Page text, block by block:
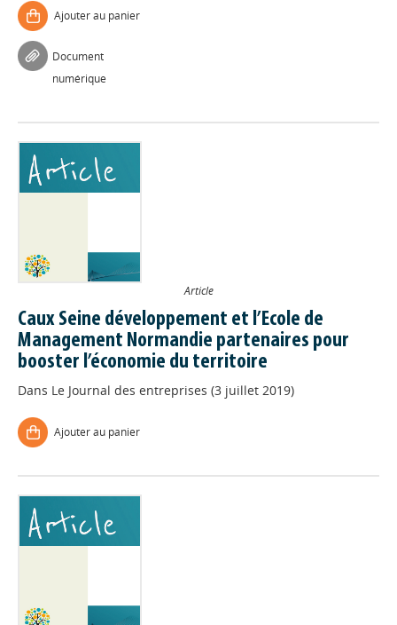
Ajouter au panier
Document
numérique
Article
Caux Seine développement et l’Ecole de
Management Normandie partenaires pour
booster l’économie du territoire
Dans Le Journal des entreprises (3 juillet 2019)
Ajouter au panier